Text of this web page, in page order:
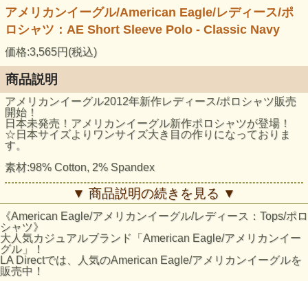
アメリカンイーグル/American Eagle/レディース/ポ
ロシャツ：AE Short Sleeve Polo - Classic Navy
価格:3,565円(税込)
商品説明
アメリカンイーグル2012年新作レディース/ポロシャツ販売
開始！
日本未発売！アメリカンイーグル新作ポロシャツが登場！
☆日本サイズよりワンサイズ大き目の作りになっておりま
す。
素材:98% Cotton, 2% Spandex
AEレディースポロシャツ:AE Short Sleeve Polo採寸結果
着丈：約65cm（襟下より採寸。）
身幅：約40cm（脇下より採寸）
☆Lサイズ
着丈：約68cm（襟下より採寸。）
身幅：約43cm（脇下より採寸）
※平置きにて採寸のため若干の誤差がございます。
▼ 商品説明の続きを見る ▼
《American Eagle/アメリカンイーグル/レディース：Tops/ポロ
シャツ》
大人気カジュアルブランド「American Eagle/アメリカンイー
グル」！
LA Directでは、人気のAmerican Eagle/アメリカンイーグルを
販売中！